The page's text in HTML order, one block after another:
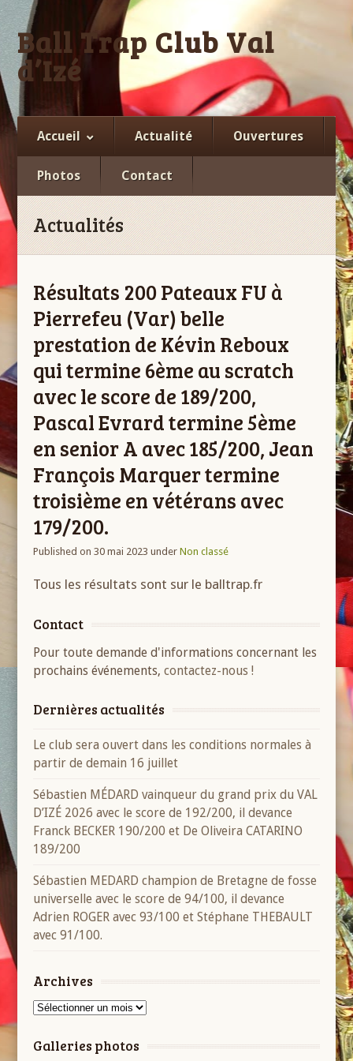
Ball Trap Club Val
d’Izé
Facebook
Accueil Actualité Ouvertures
Photos Contact
Actualités
Résultats 200 Pateaux FU à
Pierrefeu (Var) belle
prestation de Kévin Reboux
qui termine 6ème au scratch
avec le score de 189/200,
Pascal Evrard termine 5ème
en senior A avec 185/200, Jean
François Marquer termine
troisième en vétérans avec
179/200.
Published on 30 mai 2023 underNon classé
Tous les résultats sont sur le balltrap.fr
Contact
Pour toute demande d'informations concernant les
prochains événements,contactez-nous !
Dernières actualités
Le club sera ouvert dans les conditions normales à
partir de demain 16 juillet
Sébastien MÉDARD vainqueur du grand prix du VAL
D’IZÉ 2026 avec le score de 192/200, il devance
Franck BECKER 190/200 et De Oliveira CATARINO
189/200
Sébastien MEDARD champion de Bretagne de fosse
universelle avec le score de 94/100, il devance
Adrien ROGER avec 93/100 et Stéphane THEBAULT
avec 91/100.
Archives
Archives
Galleries photos